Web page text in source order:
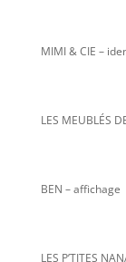
MIMI & CIE –
LES MEUBLÉS
BEN – affichage
LES P’TITES